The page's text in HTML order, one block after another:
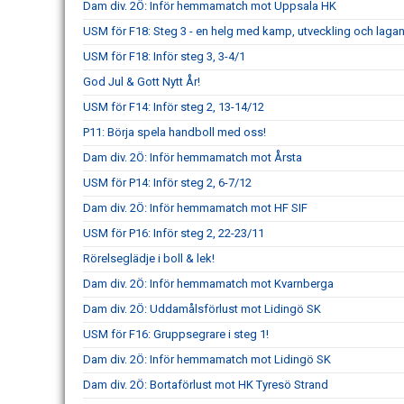
Dam div. 2Ö: Inför hemmamatch mot Uppsala HK
USM för F18: Steg 3 - en helg med kamp, utveckling och
USM för F18: Inför steg 3, 3-4/1
God Jul & Gott Nytt År!
USM för F14: Inför steg 2, 13-14/12
P11: Börja spela handboll med oss!
Dam div. 2Ö: Inför hemmamatch mot Årsta
USM för P14: Inför steg 2, 6-7/12
Dam div. 2Ö: Inför hemmamatch mot HF SIF
USM för P16: Inför steg 2, 22-23/11
Rörelseglädje i boll & lek!
Dam div. 2Ö: Inför hemmamatch mot Kvarnberga
Dam div. 2Ö: Uddamålsförlust mot Lidingö SK
USM för F16: Gruppsegrare i steg 1!
Dam div. 2Ö: Inför hemmamatch mot Lidingö SK
Dam div. 2Ö: Bortaförlust mot HK Tyresö Strand